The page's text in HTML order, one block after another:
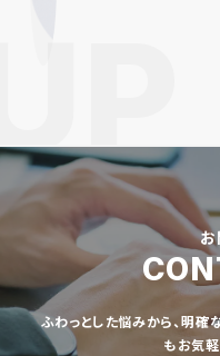
お
ふわっとした悩みから、明確
もお気軽